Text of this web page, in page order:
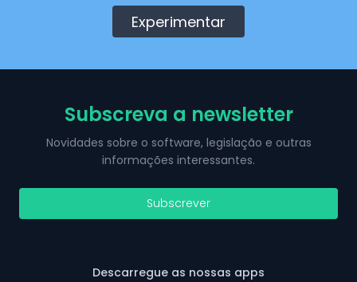
Experimentar
Subscreva a newsletter
Novidades sobre o software, legislação e outras
informações interessantes.
Subscrever
Descarregue as nossas apps